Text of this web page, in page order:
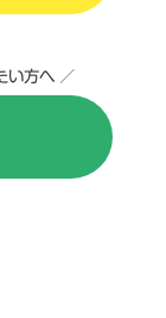
い方へ ／